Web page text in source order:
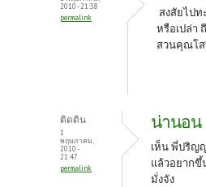
2010 - 21:38
permalink
สงสัยไปท
หรือเปล่า
สวนคุณโส
ติดดิน
1
พฤษภาคม,
2010 -
21:47
permalink
น่านอน
เห็น พี่ปริญ
แล้วอยากขึ้
มั่งจัง